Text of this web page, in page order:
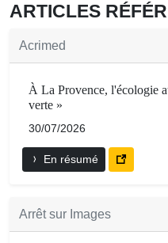
ARTICLES
Acrimed
À La Provence, l'écologie
verte »
30/07/2026
En résumé
Arrêt sur Images